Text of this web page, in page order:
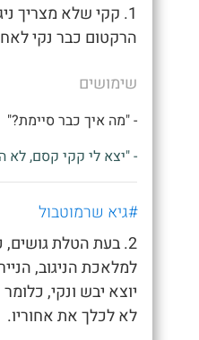
1. קקי שלא מצריך
הרקטום כבר נקי
שימושים
- "מה איך כבר סיימת?"
- "יצא לי קקי קסם, לא
#גיא שרמוטבול
2. בעת הטלת
למלאכת הניגוב,
יוצא יבש ונקי,
לא לכלך את אחוריו.